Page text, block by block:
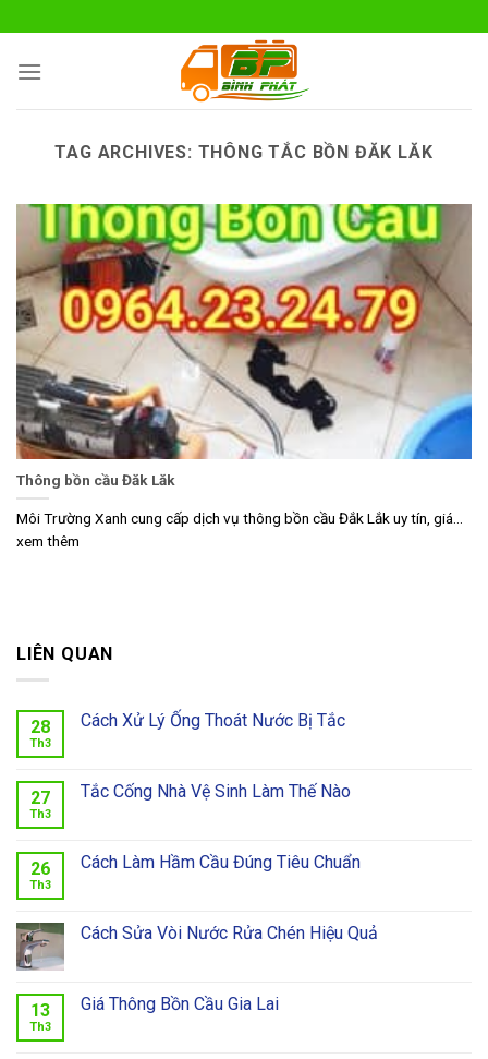
to
content
TAG ARCHIVES: THÔNG TẮC BỒN ĐĂK LĂK
Thông bồn cầu Đăk Lăk
Môi Trường Xanh cung cấp dịch vụ thông bồn cầu Đắk Lắk uy tín, giá...
xem thêm
LIÊN QUAN
28
Th3
Cách Xử Lý Ống Thoát Nước Bị Tắc
27
Th3
Tắc Cống Nhà Vệ Sinh Làm Thế Nào
26
Th3
Cách Làm Hầm Cầu Đúng Tiêu Chuẩn
Cách Sửa Vòi Nước Rửa Chén Hiệu Quả
13
Th3
Giá Thông Bồn Cầu Gia Lai